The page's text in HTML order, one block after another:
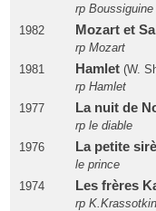
rp Boussiguine
1982
Mozart et
rp Mozart
1981
Hamlet(W.
rp Hamlet
1977
La nuit de
rp le diable
1976
La petite
le prince
1974
Les frères
rp